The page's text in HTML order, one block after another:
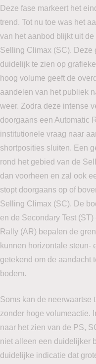
Deze fase markeert het
trend. Tot nu toe was het
van het aanbod blijkt uit
Selling Climax (SC). Deze
duidelijk te zien op
hoog volume geeft de
aandelen van het publiek
weer. Zodra deze intense
doorgaans een Automatic
institutionele vraag naar
shortposities sluiten. Een
rond het gebied van de
dan voorheen en zal ook
stopt doorgaans op of
Selling Climax (SC). De
en de Secondary Test
Rally (AR) bepalen de
kunnen horizontale steun-
getekend om de aandacht
bodem.
Soms kan de neerwaartse
zonder hoge volumeactie.
naar het zien van de PS,
niet alleen een duidelijker
duidelijke indicatie dat